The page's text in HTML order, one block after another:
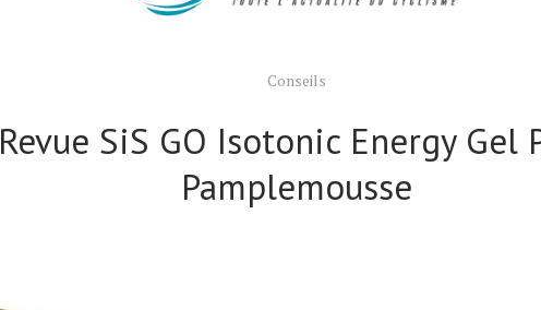
Conseils
Revue SiS GO Isotonic Energy Gel
Pamplemousse